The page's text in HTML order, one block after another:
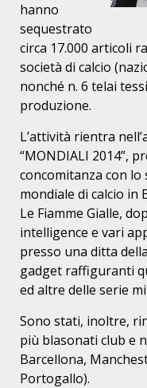
hanno
sequestrato
circa 17.000 articoli
società di calcio
nonché n. 6 telai
produzione.
L’attività rientra
“MONDIALI 2014”,
concomitanza con
mondiale di calcio in
Le Fiamme Gialle,
intelligence e vari
presso una ditta
gadget raffiguranti
ed altre delle serie
Sono stati, inoltre,
più blasonati club e
Barcellona,
Portogallo).